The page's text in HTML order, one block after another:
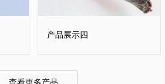
产品展示四